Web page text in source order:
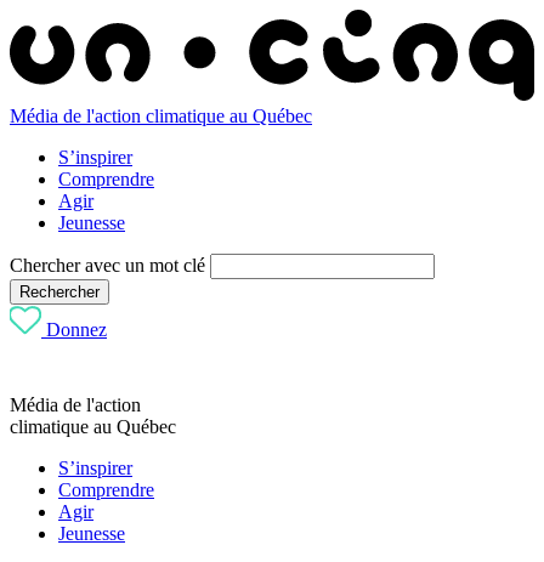
Média de l'action climatique au Québec
S’inspirer
Comprendre
Agir
Jeunesse
Chercher avec un mot clé
Rechercher
Donnez
Média de l'action
climatique au Québec
S’inspirer
Comprendre
Agir
Jeunesse